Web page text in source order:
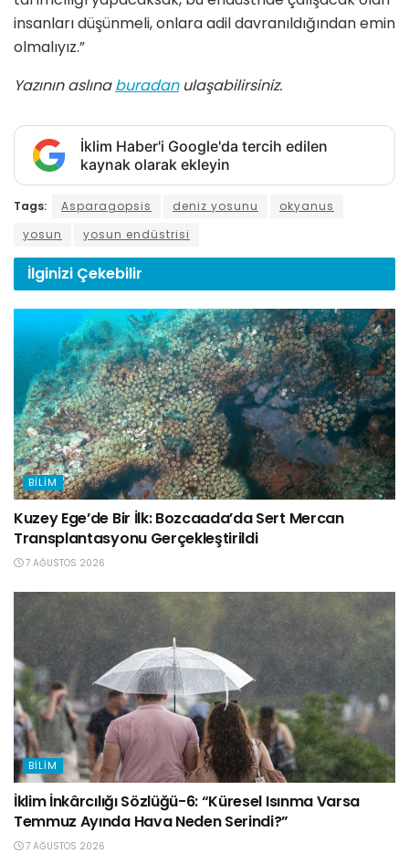
insanları düşünmeli, onlara adil davranıldığından emin
olmalıyız.”
Yazının aslınaburadanulaşabilirsiniz.
İklim Haber'i Google'da tercih edilen
kaynak olarak ekleyin
Tags: Asparagopsis deniz yosunu
okyanus
yosun
yosun endüstrisi
İlginizi Çekebilir
BILIM
Kuzey Ege’de Bir İlk: Bozcaada’da Sert Mercan
Transplantasyonu Gerçekleştirildi
7 AĞUSTOS 2026
BILIM
İklim İnkârcılığı Sözlüğü-6: “Küresel Isınma Varsa
Temmuz Ayında Hava Neden Serindi?”
7 AĞUSTOS 2026